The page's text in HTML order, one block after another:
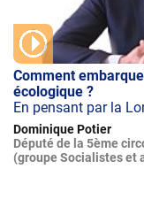
Comment
écologique ?
En pensant par la
Dominique Potier
Député de la 5ème
(groupe Socialistes et